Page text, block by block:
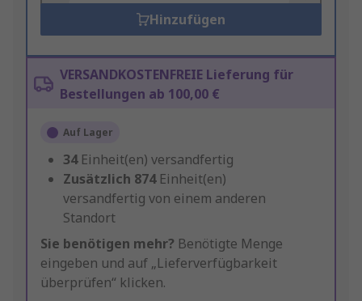
Hinzufügen
VERSANDKOSTENFREIE Lieferung für
Bestellungen ab 100,00 €
Auf Lager
34 Einheit(en) versandfertig
Zusätzlich 874 Einheit(en)
versandfertig von einem anderen
Standort
Sie benötigen mehr? Benötigte Menge
eingeben und auf „Lieferverfügbarkeit
überprüfen“ klicken.